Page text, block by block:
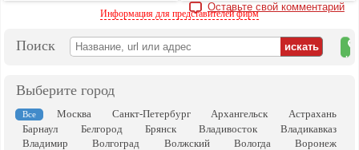
Оставьте свой комментарий
Информация для представителей фирм
Поиск
на
Выберите город
Все Москва Санкт-Петербург Архангельск
Астрахань
Барнаул
Белгород Брянск Владивосток
Владикавказ
Владимир
Волгоград Волжский Вологда
Воронеж